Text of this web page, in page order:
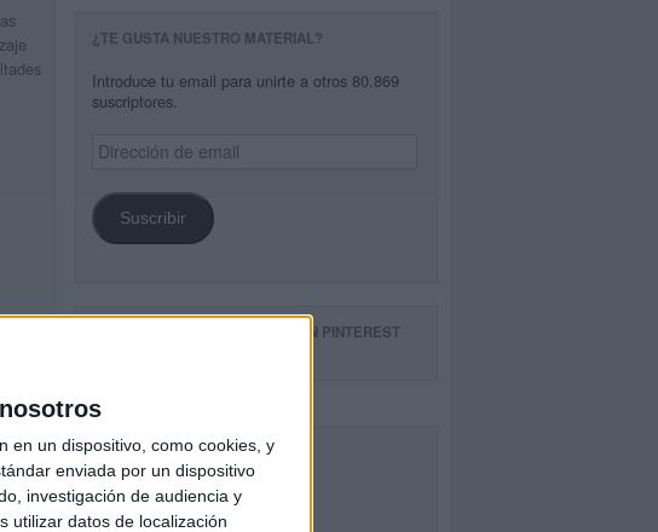
en un dispositivo, como cookies, y
enviada por un dispositivo
investigación de audiencia y
utilizar datos de localización
de
¿TE GUSTA NUESTRO MATERIAL?
Introduce tu email para unirte a otros 80.869
suscriptores.
Dirección
de
Suscribir
SIGUE NUESTROS TABLEROS EN PINTEREST
FACEBOOK